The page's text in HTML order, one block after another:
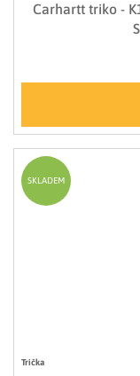
Carhartt triko -
Trička
SKLADEM